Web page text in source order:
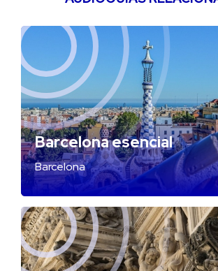
Barcelona esencial
Barcelona